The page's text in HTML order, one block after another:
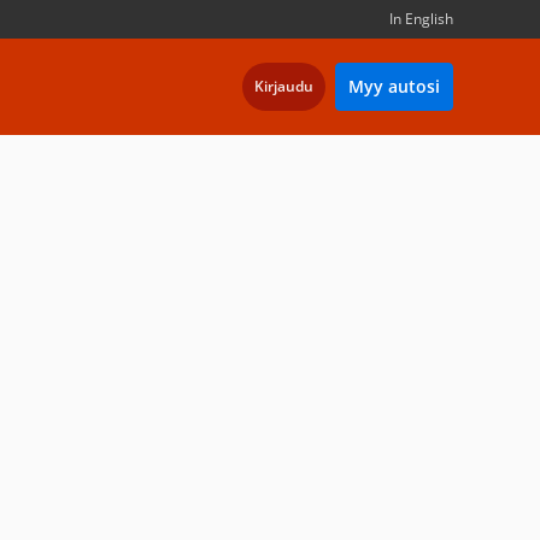
In English
Kirjaudu Myy autosi